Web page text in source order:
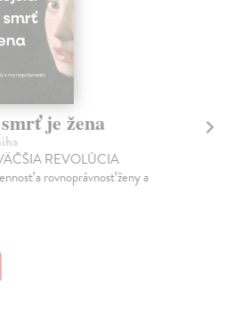
je žena
REVOLÚCIA
a rovnoprávnosť ženy a